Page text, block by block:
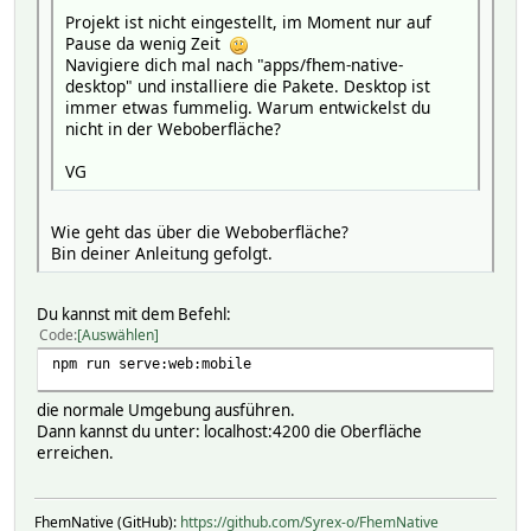
~~~~~~~~~~~~~~~~~
src/setup.ts:11:27 - error TS2307: Cannot find
11 import electronServe from 'electron-serve';
~~~~~~~~~~~~~~~~
src/setup.ts:12:31 - error TS2307: Cannot find
Errors Files
7 src/index.ts:1
7 src/setup.ts:1
src/index.ts:1:46 - error TS2307: Cannot find
1 import type { CapacitorElectronConfig } from
src/index.ts:2:70 - error TS2307: Cannot find
src/index.ts:3:49 - error TS2307: Cannot find
3 import type { MenuItemConstructorOptions } from
src/index.ts:4:48 - error TS2307: Cannot find
Projekt ist nicht eingestellt, im Moment nur auf
Pause da wenig Zeit
Navigiere dich mal nach "apps/fhem-native-
desktop" und installiere die Pakete. Desktop ist
immer etwas fummelig. Warum entwickelst du
nicht in der Weboberfläche?
VG
Wie geht das über die Weboberfläche?
Bin deiner Anleitung gefolgt.
Du kannst mit dem Befehl:
Code Auswählen
npm run serve:web:mobile
die normale Umgebung ausführen.
Dann kannst du unter: localhost:4200 die Oberfläche
erreichen.
FhemNative (GitHub): https://github.com/Syrex-o/FhemNative